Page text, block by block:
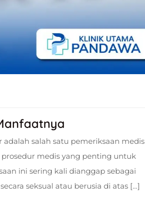
adalah salah satu pemeriksaan medis
medis yang penting untuk
ini sering kali dianggap sebagai
seksual atau berusia di atas […]